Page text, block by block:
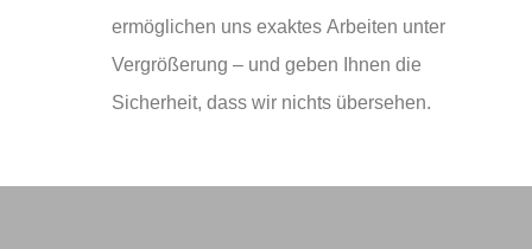
ermöglichen uns exaktes Arbeiten unter
Vergrößerung – und geben Ihnen die
Sicherheit, dass wir nichts übersehen.